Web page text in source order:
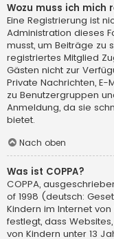
Wozu muss ich mich
Eine Registrierung ist
Administration dieses
musst, um Beiträge zu
registriertes Mitglied
Gästen nicht zur
Private Nachrichten,
zu Benutzergruppen
Anmeldung, da sie
bietet.
Nach oben
Was ist COPPA?
COPPA,
of 1998 (deutsch:
Kindern im Internet von
festlegt, dass
von Kindern unter 13